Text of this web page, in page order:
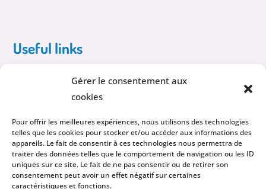
Gérer le consentement aux
cookies
Pour offrir les meilleures expériences, nous utilisons des technologies
telles que les cookies pour stocker et/ou accéder aux informations des
appareils. Le fait de consentir à ces technologies nous permettra de
traiter des données telles que le comportement de navigation ou les ID
uniques sur ce site. Le fait de ne pas consentir ou de retirer son
consentement peut avoir un effet négatif sur certaines
caractéristiques et fonctions.
Useful links
Find a breastfeeding support volunteer
Privacy policy
Follow us on our social networks!